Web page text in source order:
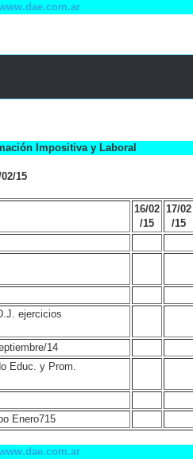
Impositiva y Laboral
15
16/02
/15
17/02
/15
ejercicios
14
Educ. y Prom.
Enero715